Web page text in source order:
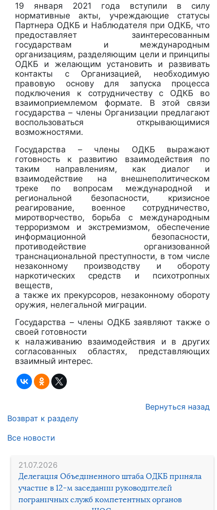
21.07.2026
Делегация Объединенного штаба ОДКБ приняла
участие в 12-м заседании руководителей
пограничных служб компетентных органов
19 января 2021 года вступили в силу
нормативные акты, учреждающие статусы
Партнера ОДКБ и Наблюдателя при ОДКБ, что
предоставляет заинтересованным
государствам и международным
организациям, разделяющим цели и принципы
ОДКБ и желающим установить и развивать
контакты с Организацией, необходимую
правовую основу для запуска процесса
подключения к сотрудничеству с ОДКБ во
взаимоприемлемом формате. В этой связи
государства – члены Организации предлагают
воспользоваться открывающимися
возможностями.
Государства – члены ОДКБ выражают
готовность к развитию взаимодействия по
таким направлениям, как диалог и
взаимодействие на внешнеполитическом
треке по вопросам международной и
региональной безопасности, кризисное
реагирование, военное сотрудничество,
миротворчество, борьба с международным
терроризмом и экстремизмом, обеспечение
информационной безопасности,
противодействие организованной
транснациональной преступности, в том числе
незаконному производству и обороту
наркотических средств и психотропных
веществ,
а также их прекурсоров, незаконному обороту
оружия, нелегальной миграции.
Государства – члены ОДКБ заявляют также о
своей готовности
к налаживанию взаимодействия и в других
согласованных областях, представляющих
взаимный интерес.
Вернуться назад
Возврат к разделу
Все новости